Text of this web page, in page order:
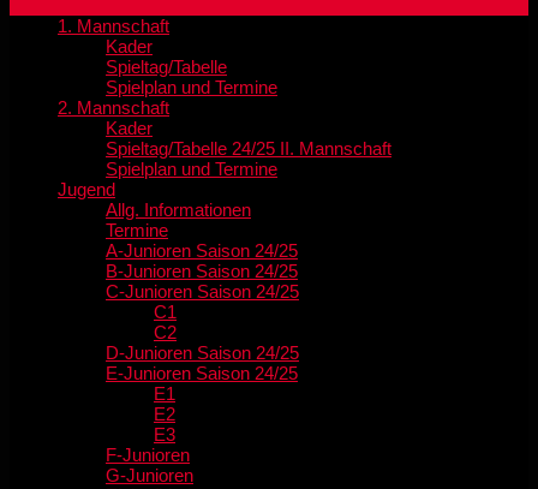
1. Mannschaft
Kader
Spieltag/Tabelle
Spielplan und Termine
2. Mannschaft
Kader
Spieltag/Tabelle 24/25 II. Mannschaft
Spielplan und Termine
Jugend
Allg. Informationen
Termine
A-Junioren Saison 24/25
B-Junioren Saison 24/25
C-Junioren Saison 24/25
C1
C2
D-Junioren Saison 24/25
E-Junioren Saison 24/25
E1
E2
E3
F-Junioren
G-Junioren